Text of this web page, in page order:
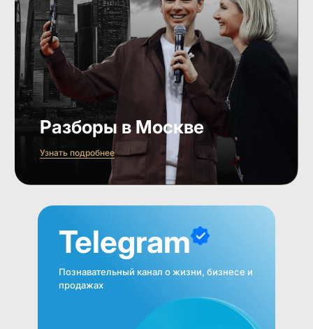
Разборы в Москве
Узнать подробнее
Telegram
Познавательный канал о жизни, бизнесе и
продажах